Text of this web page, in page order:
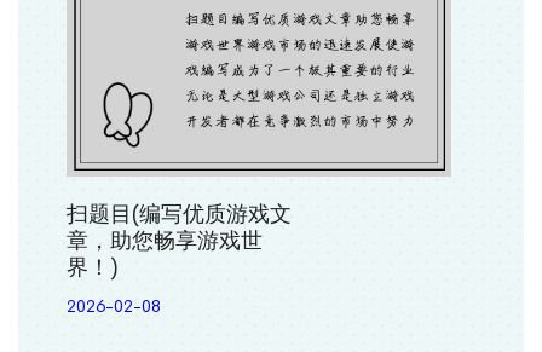
扫题目(编写优质游戏文
章，助您畅享游戏世
界！)
2026-02-08